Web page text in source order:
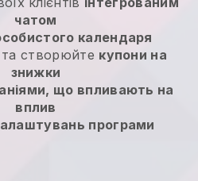
чатом
календаря
створюйте купони на
знижки
що впливають на
вплив
програми